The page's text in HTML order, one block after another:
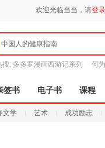
欢迎光临当当，请登录
中国人的健康指南
搜: 多多罗漫画西游记系列 何
签书 电子书 课程
文学 艺术 成功励志